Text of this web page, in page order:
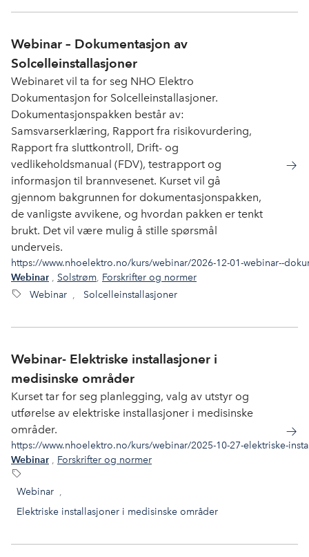
Webinar – Dokumentasjon av
Solcelleinstallasjoner
Webinaret vil ta for seg NHO Elektro
Dokumentasjon for Solcelleinstallasjoner.
Dokumentasjonspakken består av:
Samsvarserklæring, Rapport fra risikovurdering,
Rapport fra sluttkontroll, Drift- og
vedlikeholdsmanual (FDV), testrapport og
informasjon til brannvesenet. Kurset vil gå
gjennom bakgrunnen for dokumentasjonspakken,
de vanligste avvikene, og hvordan pakken er tenkt
brukt. Det vil være mulig å stille spørsmål
underveis.
https://www.nhoelektro.no/kurs/webinar/2026-12-01-webinar--
Webinar , Solstrøm, Forskrifter og normer
Webinar , Solcelleinstallasjoner
Webinar- Elektriske installasjoner i
medisinske områder
Kurset tar for seg planlegging, valg av utstyr og
utførelse av elektriske installasjoner i medisinske
områder.
https://www.nhoelektro.no/kurs/webinar/2025-10-27-elektriske-
Webinar , Forskrifter og normer
Webinar ,
Elektriske installasjoner i medisinske områder